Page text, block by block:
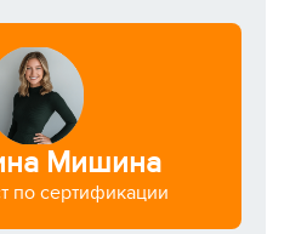
Мишина
по сертификации